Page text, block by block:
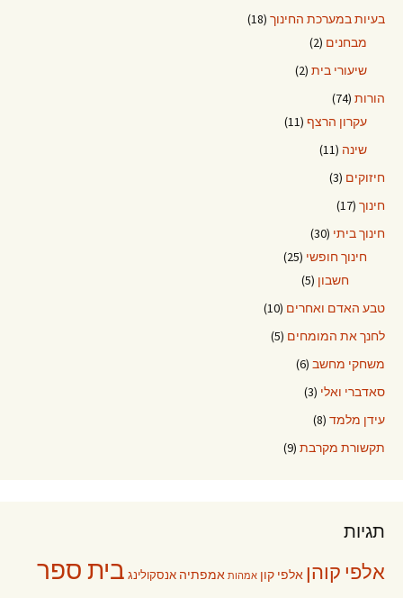
בעיות במערכת החינוך (18)
מבחנים (2)
שיעורי בית (2)
הורות (74)
עקרון הרצף (11)
שינה (11)
חיזוקים (3)
חינוך (17)
חינוך ביתי (30)
חינוך חופשי (25)
חשבון (5)
טבע האדם ואחרים (10)
לחנך את המומחים (5)
משחקי מחשב (6)
סאדברי ואלי (3)
עידן מלמד (8)
תקשורת מקרבת (9)
תגיות
אלפי קוהן אלפי קון אמהות אמפתיה אנסקולינג בית ספר